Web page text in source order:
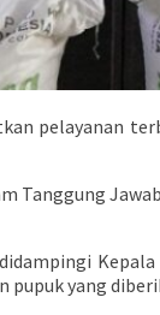
pelayanan
yang